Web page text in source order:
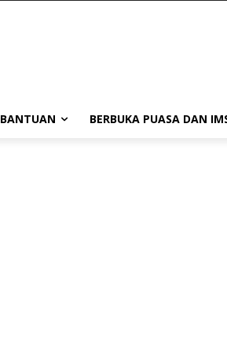
BANTUAN BERBUKA PUASA DAN